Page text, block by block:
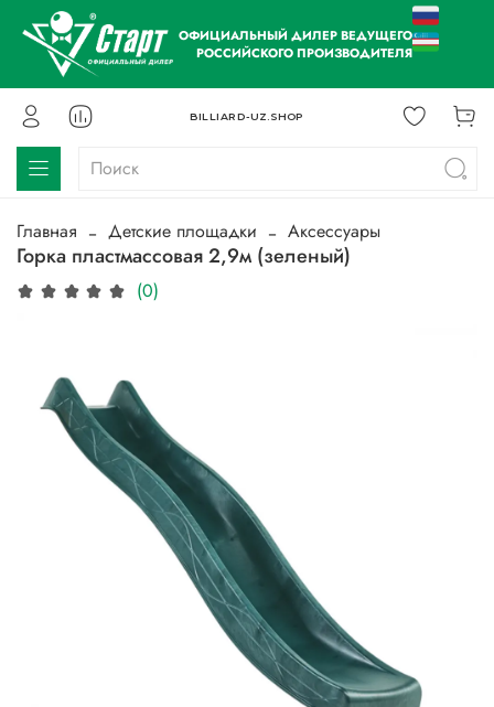
ОФИЦИАЛЬНЫЙ ДИЛЕР ВЕДУЩЕГО
РОССИЙСКОГО ПРОИЗВОДИТЕЛЯ
BILLIARD-UZ.SHOP
Главная Детские площадки Аксессуары
Горка пластмассовая 2,9м (зеленый)
(0)